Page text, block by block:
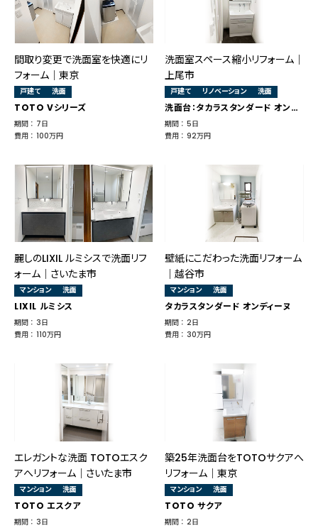
間取り変更で洗面室を快適にリ
フォーム│東京
戸建て 洗面
TOTO Vシリーズ
期間 ： 7日
費用 ： 100万円
洗面室スペース縮小リフォーム｜
上尾市
戸建て リノベーション 洗面
洗面台：タカラスタンダード オンディーヌ
期間 ： 5日
費用 ： 92万円
麗しのLIXIL ルミシスで洗面リフ
ォーム｜さいたま市
マンション 洗面
LIXIL ルミシス
期間 ： 3日
費用 ： 110万円
壁紙にこだわった洗面リフォーム
｜越谷市
マンション 洗面
タカラスタンダード オンディーヌ
期間 ： 2日
費用 ： 30万円
エレガントな洗面 TOTOエスク
アへリフォーム｜さいたま市
マンション 洗面
TOTO エスクア
期間 ： 3日
築25年洗面台をTOTOサクアへ
リフォーム｜東京
マンション 洗面
TOTO サクア
期間 ： 2日